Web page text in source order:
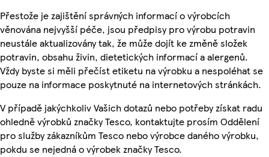
Přestože je zajištění správných informací o výrobcích
věnována nejvyšší péče, jsou předpisy pro výrobu potravin
neustále aktualizovány tak, že může dojít ke změně složek
potravin, obsahu živin, dietetických informací a alergenů.
Vždy byste si měli přečíst etiketu na výrobku a nespoléhat se
pouze na informace poskytnuté na internetových stránkách.
V případě jakýchkoliv Vašich dotazů nebo potřeby získat radu
ohledně výrobků značky Tesco, kontaktujte prosím Oddělení
pro služby zákazníkům Tesco nebo výrobce daného výrobku,
pokdu se nejedná o výrobek značky Tesco.